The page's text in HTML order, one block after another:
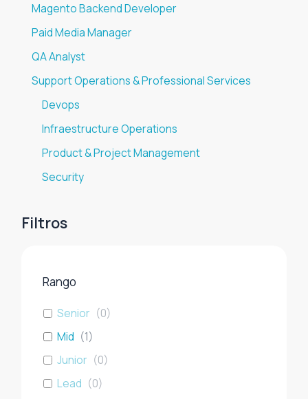
Magento Backend Developer
Paid Media Manager
QA Analyst
Support Operations & Professional Services
Devops
Infraestructure Operations
Product & Project Management
Security
Filtros
Rango
Senior (0)
Mid (1)
Junior (0)
Lead (0)